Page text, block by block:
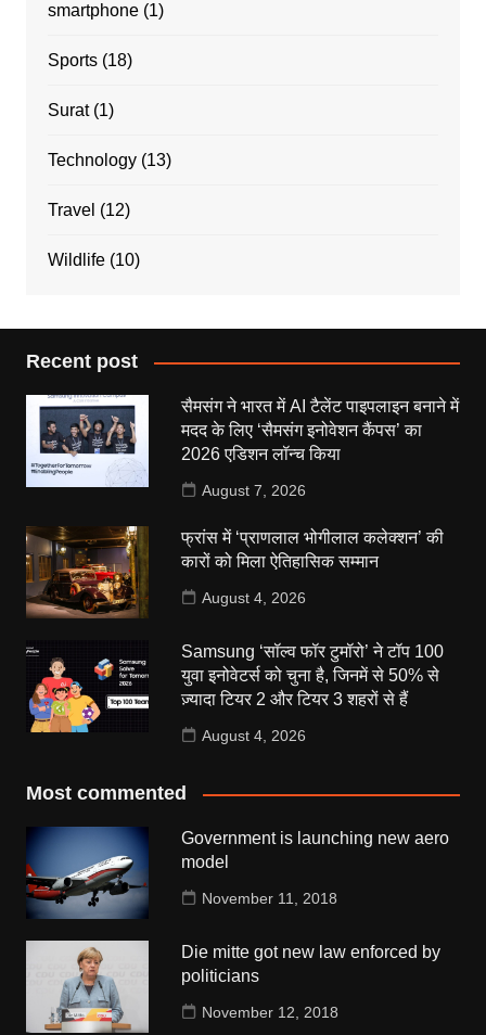
smartphone(1)
Sports(18)
Surat(1)
Technology(13)
Travel (12)
Wildlife(10)
Recent post
सैमसंग ने भारत में AI टैलेंट पाइपलाइन बनाने में
मदद के लिए ‘सैमसंग इनोवेशन कैंपस’ का
2026 एडिशन लॉन्च किया
August 7, 2026
फ्रांस में ‘प्राणलाल भोगीलाल कलेक्शन’ की
कारों को मिला ऐतिहासिक सम्मान
August 4, 2026
Samsung ‘सॉल्व फॉर टुमॉरो’ ने टॉप 100
युवा इनोवेटर्स को चुना है, जिनमें से 50% से
ज़्यादा टियर 2 और टियर 3 शहरों से हैं
August 4, 2026
Most commented
Government is launching new aero
model
November 11, 2018
Die mitte got new law enforced by
politicians
November 12, 2018